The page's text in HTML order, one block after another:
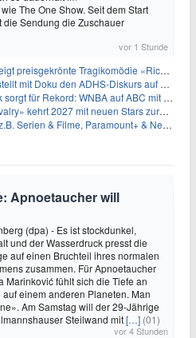
The One Show. Seit dem Start
Sendung die Zuschauer
vor 1 Stunde
Tragikomödie «Rickerl» als Free-TV-Premiere
Doku den ADHS-Diskurs auf den Prüfstand
Rekord: WNBA auf ABC mit 2,5 Millionen Zuschauern
kehrt 2027 mit neuen Stars zurück
& Filme, Paramount+ & Netflix für 19,99€/Monat
Apnoetaucher will
(dpa) - Es ist stockdunkel,
und der Wasserdruck presst die
auf einen Bruchteil ihres normalen
zusammen. Für Apnoetaucher
Marinković fühlt sich die Tiefe an
auf einem anderen Planeten. Man
Am Samstag will der 29-Jährige
Steilwand mit[…] (01)
vor 4 Stunden